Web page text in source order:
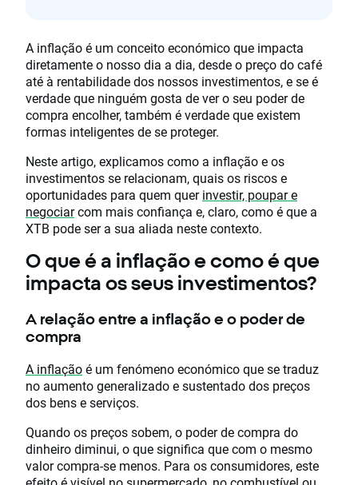
A inflação é um conceito económico que impacta
diretamente o nosso dia a dia, desde o preço do café
até à rentabilidade dos nossos investimentos, e se é
verdade que ninguém gosta de ver o seu poder de
compra encolher, também é verdade que existem
formas inteligentes de se proteger.
Neste artigo, explicamos como a inflação e os
investimentos se relacionam, quais os riscos e
oportunidades para quem querinvestir, poupar e
negociarcom mais confiança e, claro, como é que a
XTB pode ser a sua aliada neste contexto.
O que é a inflação e como é que
impacta os seus investimentos?
A relação entre a inflação e o poder de
compra
A inflaçãoé um fenómeno económico que se traduz
no aumento generalizado e sustentado dos preços
dos bens e serviços.
Quando os preços sobem, o poder de compra do
dinheiro diminui, o que significa que com o mesmo
valor compra-se menos. Para os consumidores, este